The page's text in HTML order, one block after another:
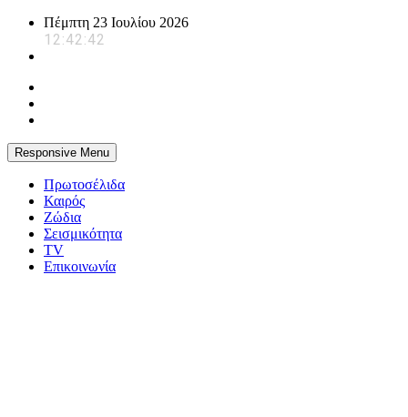
Skip
content
Πέμπτη 23 Ιουλίου 2026
12:42:43
Responsive Menu
Πρωτοσέλιδα
Καιρός
Ζώδια
Σεισμικότητα
TV
Επικοινωνία